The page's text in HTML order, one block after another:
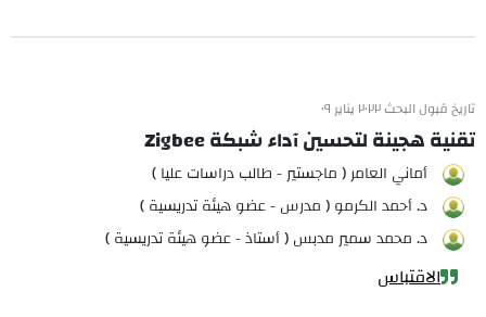
تاريخ قبول البحث ٢٠٢٢ يناير ٠٩
تقنية هجينة لتحسين آداء شبكة Zigbee
أماني العامر ( ماجستير - طالب دراسات عليا )
د. أحمد الكرمو ( مدرس - عضو هيئة تدريسية )
د. محمد سمير مدبس ( أستاذ - عضو هيئة تدريسية )
الاقتباس